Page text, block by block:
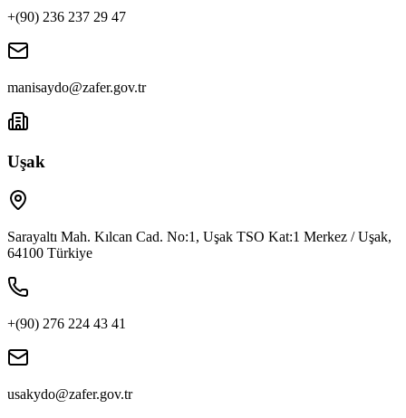
+(90) 236 237 29 47
manisaydo@zafer.gov.tr
Uşak
Sarayaltı Mah. Kılcan Cad. No:1, Uşak TSO Kat:1 Merkez / Uşak,
64100 Türkiye
+(90) 276 224 43 41
usakydo@zafer.gov.tr